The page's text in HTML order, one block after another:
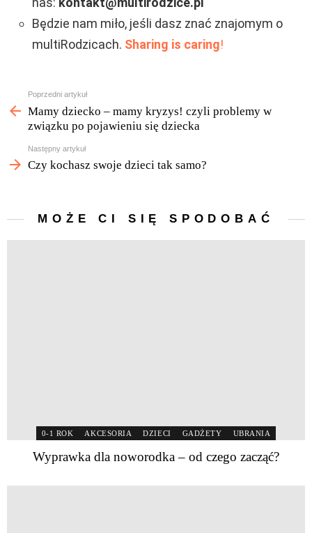
Będzie nam miło, jeśli dasz znać znajomym o
multiRodzicach. Sharing is caring!
Zobacz
więcej
Poprzedni artykuł
Mamy dziecko – mamy kryzys! czyli problemy w
związku po pojawieniu się dziecka
Następny artykuł
Czy kochasz swoje dzieci tak samo?
MOŻE CI SIĘ SPODOBAĆ
0-1 ROK AKCESORIA DZIECI GADŻETY UBRANIA
Wyprawka dla noworodka – od czego zacząć?